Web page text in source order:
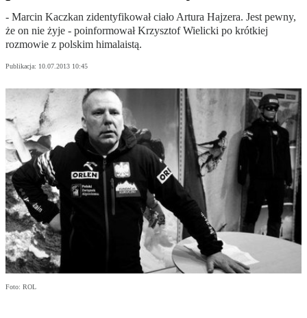
- Marcin Kaczkan zidentyfikował ciało Artura Hajzera. Jest pewny,
że on nie żyje - poinformował Krzysztof Wielicki po krótkiej
rozmowie z polskim himalaistą.
Publikacja: 10.07.2013 10:45
Foto: ROL